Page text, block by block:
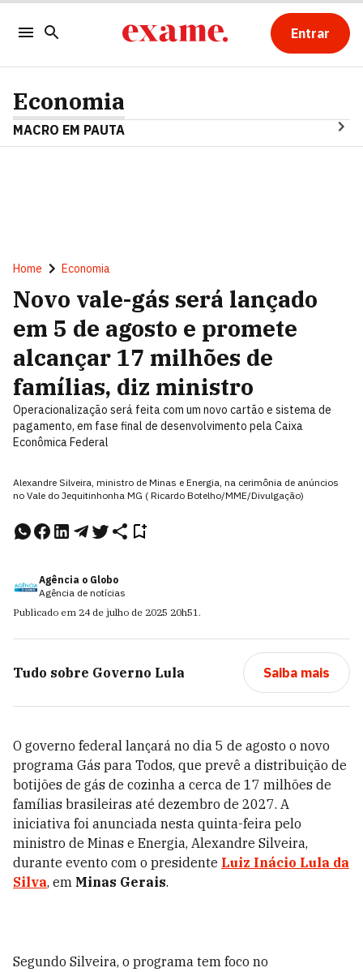
Entrar
Economia
MACRO EM PAUTA
Home Economia
Novo vale-gás será lançado
em 5 de agosto e promete
alcançar 17 milhões de
famílias, diz ministro
Operacionalização será feita com um novo cartão e sistema de
pagamento, em fase final de desenvolvimento pela Caixa
Econômica Federal
Alexandre Silveira, ministro de Minas e Energia, na cerimônia de anúncios
no Vale do Jequitinhonha MG ( Ricardo Botelho/MME/Divulgação)
Agência o Globo
Agência de notícias
Publicado em 24 de julho de 2025 20h51.
Tudo sobre Governo Lula Saiba mais
O governo federal lançará no dia 5 de agosto o novo
programa Gás para Todos, que prevê a distribuição de
botijões de gás de cozinha a cerca de 17 milhões de
famílias brasileiras até dezembro de 2027. A
iniciativa foi anunciada nesta quinta-feira pelo
ministro de Minas e Energia, Alexandre Silveira,
durante evento com o presidente Luiz Inácio Lula da
Silva, em Minas Gerais.
Segundo Silveira, o programa tem foco no